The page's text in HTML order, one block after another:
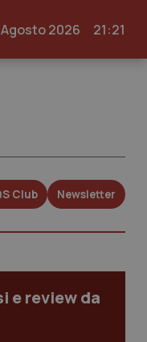
Agosto 2026 21:21
Club Newsletter
e review da